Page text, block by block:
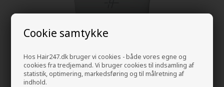
Cookie samtykke
Hos Hair247.dk bruger vi cookies - både vores egne og
cookies fra tredjemand. Vi bruger cookies til indsamling af
statistik, optimering, markedsføring og til målretning af
indhold.